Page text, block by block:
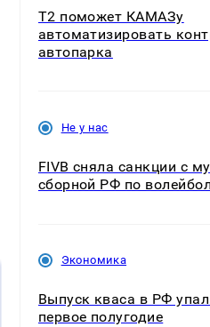
T2 поможет КАМАЗу
автоматизировать
автопарка
Не у нас
FIVB сняла санкции с
сборной РФ по
Экономика
Выпуск кваса в РФ
первое полугодие